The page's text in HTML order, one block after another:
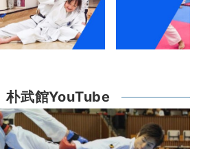
朴武館YouTube